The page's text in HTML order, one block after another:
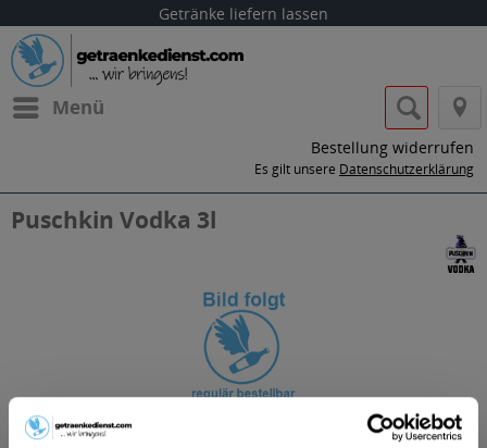
Getränke liefern lassen
Menü
Bestellung widerrufen
Es gilt unsere Datenschutzerklärung
Puschkin Vodka 3l